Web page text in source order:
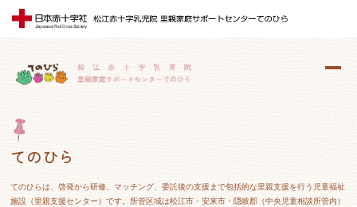
てのひら
てのひらは、啓発から研修、マッチング、委託後の支援まで包括的な里親支援を行う児童福祉
施設（里親支援センター）です。所管区域は松江市・安来市・隠岐郡（中央児童相談所管内）